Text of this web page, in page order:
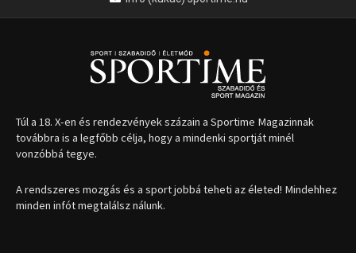
1035 Budapest, Miklós u. 7.
+36 30 471 1373